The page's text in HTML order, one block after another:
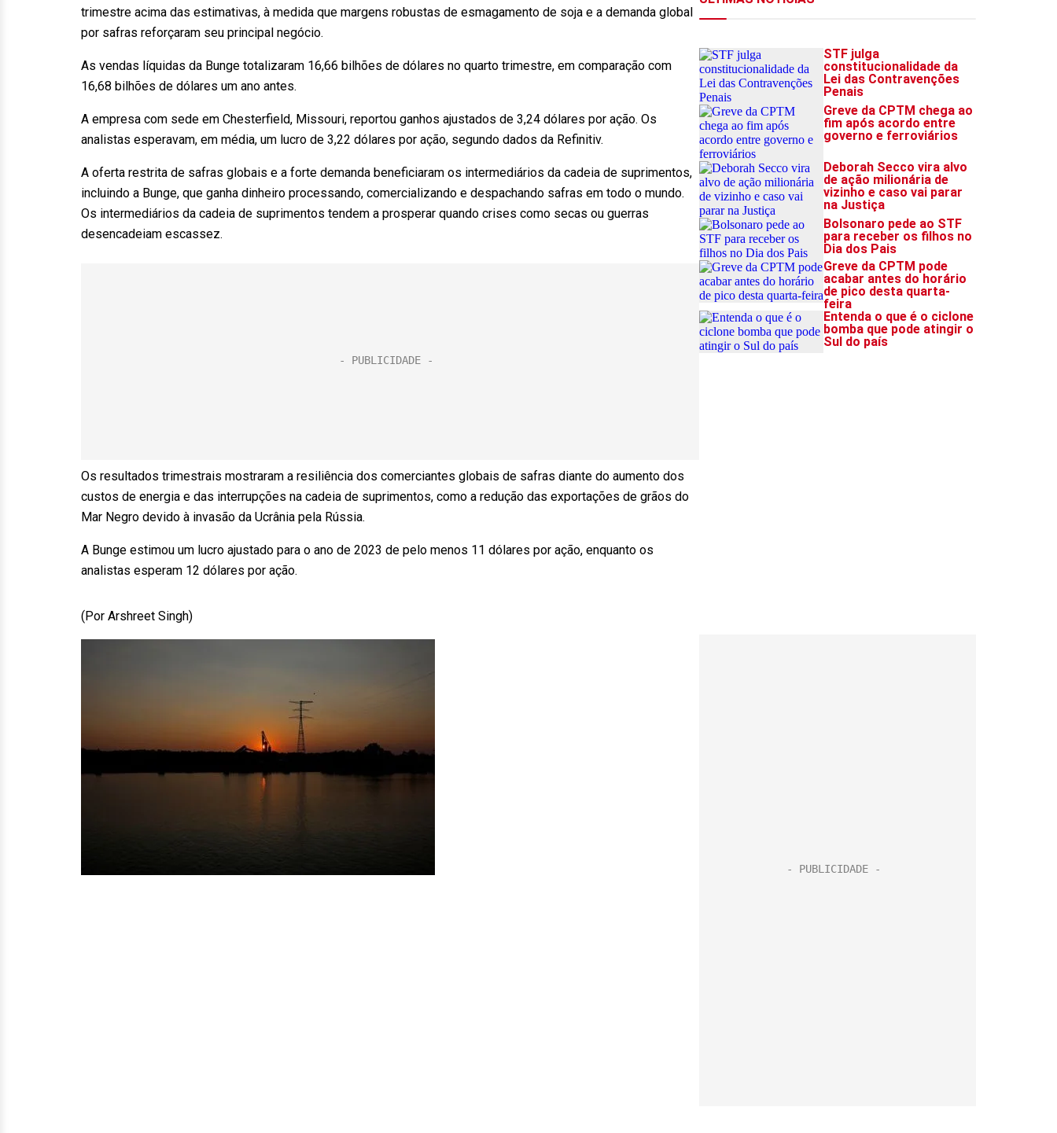
trimestre acima das estimativas, à medida que margens robustas de esmagamento de soja e a demanda global
por safras reforçaram seu principal negócio.
As vendas líquidas da Bunge totalizaram 16,66 bilhões de dólares no quarto trimestre, em comparação com
16,68 bilhões de dólares um ano antes.
A empresa com sede em Chesterfield, Missouri, reportou ganhos ajustados de 3,24 dólares por ação. Os
analistas esperavam, em média, um lucro de 3,22 dólares por ação, segundo dados da Refinitiv.
A oferta restrita de safras globais e a forte demanda beneficiaram os intermediários da cadeia de suprimentos,
incluindo a Bunge, que ganha dinheiro processando, comercializando e despachando safras em todo o mundo.
Os intermediários da cadeia de suprimentos tendem a prosperar quando crises como secas ou guerras
desencadeiam escassez.
Os resultados trimestrais mostraram a resiliência dos comerciantes globais de safras diante do aumento dos
custos de energia e das interrupções na cadeia de suprimentos, como a redução das exportações de grãos do
Mar Negro devido à invasão da Ucrânia pela Rússia.
A Bunge estimou um lucro ajustado para o ano de 2023 de pelo menos 11 dólares por ação, enquanto os
analistas esperam 12 dólares por ação.
(Por Arshreet Singh)